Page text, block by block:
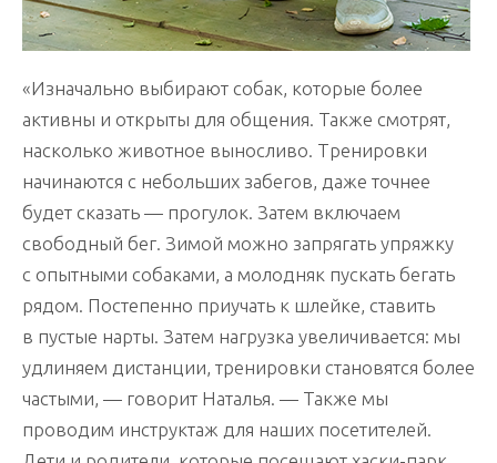
«Изначально выбирают собак, которые более
активны и открыты для общения. Также смотрят,
насколько животное выносливо. Тренировки
начинаются с небольших забегов, даже точнее
будет сказать — прогулок. Затем включаем
свободный бег. Зимой можно запрягать упряжку
с опытными собаками, а молодняк пускать бегать
рядом. Постепенно приучать к шлейке, ставить
в пустые нарты. Затем нагрузка увеличивается: мы
удлиняем дистанции, тренировки становятся более
частыми, — говорит Наталья. — Также мы
проводим инструктаж для наших посетителей.